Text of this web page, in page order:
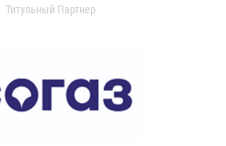
Титульный Партнер